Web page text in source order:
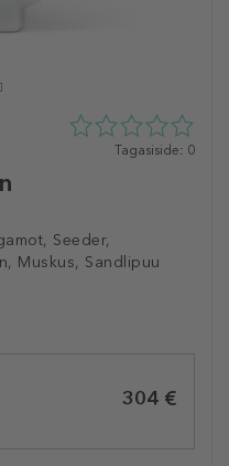
Seeder,
Muskus, Sandlipuu
0
Tagasiside: 0
304 €